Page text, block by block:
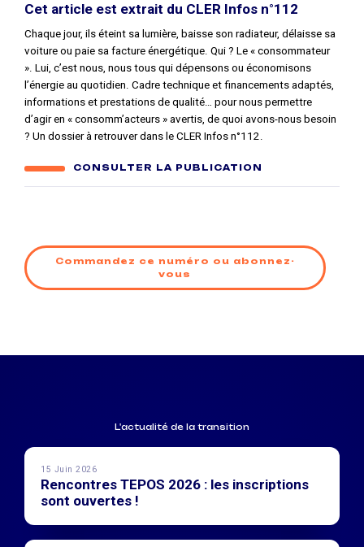
Cet article est extrait du CLER Infos n°112
Chaque jour, ils éteint sa lumière, baisse son radiateur, délaisse sa
voiture ou paie sa facture énergétique. Qui ? Le « consommateur
». Lui, c’est nous, nous tous qui dépensons ou économisons
l’énergie au quotidien. Cadre technique et financements adaptés,
informations et prestations de qualité… pour nous permettre
d’agir en « consomm’acteurs » avertis, de quoi avons-nous besoin
? Un dossier à retrouver dans le CLER Infos n°112.
CONSULTER LA PUBLICATION
Commandez ce numéro ou abonnez-
vous
L'actualité de la transition
15 Juin 2026
Rencontres TEPOS 2026 : les inscriptions
sont ouvertes !